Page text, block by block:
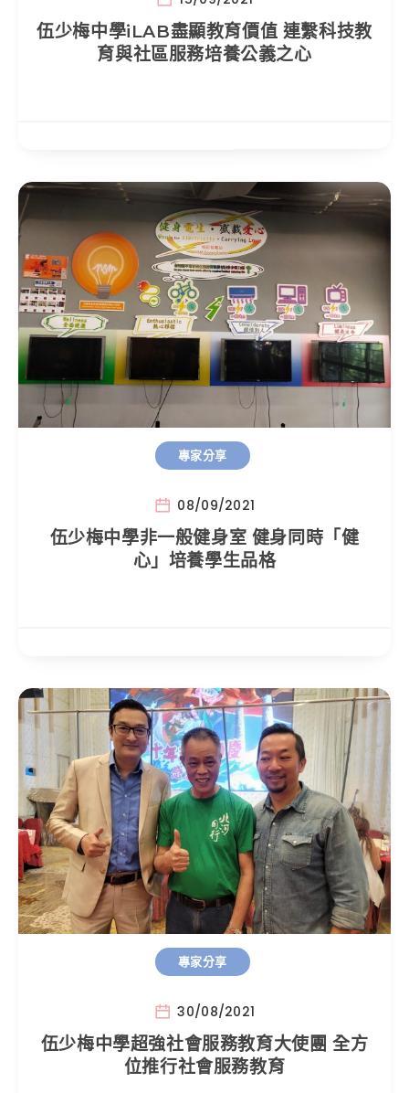
伍少梅中學iLAB盡顯教育價值 連繫科技教
育與社區服務培養公義之心
專家分享
08/09/2021
伍少梅中學非一般健身室 健身同時「健
心」培養學生品格
專家分享
30/08/2021
伍少梅中學超強社會服務教育大使團 全方
位推行社會服務教育